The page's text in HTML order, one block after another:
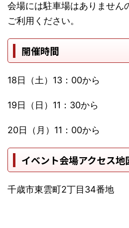
会場には駐車場はありません
ご利用ください。
開催時間
18日（土）13：00から
19日（日）11：30から
20日（月）11：00から
イベント会場アクセス地
千歳市東雲町2丁目34番地